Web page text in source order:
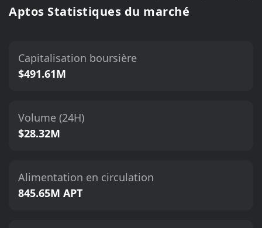
Aptos Statistiques du marché
Capitalisation boursière
$491.61M
Volume (24H)
$28.32M
Alimentation en circulation
845.65M APT